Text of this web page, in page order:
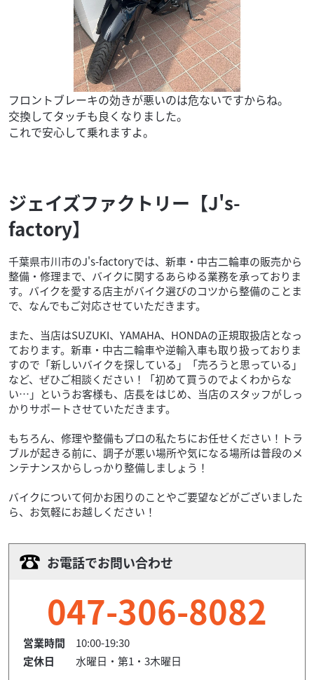
フロントブレーキの効きが悪いのは危ないですからね。
交換してタッチも良くなりました。
これで安心して乗れますよ。
ジェイズファクトリー【J's-
factory】
千葉県市川市のJ's-factoryでは、新車・中古二輪車の販売から
整備・修理まで、バイクに関するあらゆる業務を承っておりま
す。バイクを愛する店主がバイク選びのコツから整備のことま
で、なんでもご対応させていただきます。
また、当店はSUZUKI、YAMAHA、HONDAの正規取扱店となっ
ております。新車・中古二輪車や逆輸入車も取り扱っておりま
すので「新しいバイクを探している」「売ろうと思っている」
など、ぜひご相談ください！「初めて買うのでよくわからな
い…」というお客様も、店長をはじめ、当店のスタッフがしっ
かりサポートさせていただきます。
もちろん、修理や整備もプロの私たちにお任せください！トラ
ブルが起きる前に、調子が悪い場所や気になる場所は普段のメ
ンテナンスからしっかり整備しましょう！
バイクについて何かお困りのことやご要望などがございました
ら、お気軽にお越しください！
お電話でお問い合わせ
047-306-8082
営業時間
10:00-19:30
定休日
水曜日・第1・3木曜日